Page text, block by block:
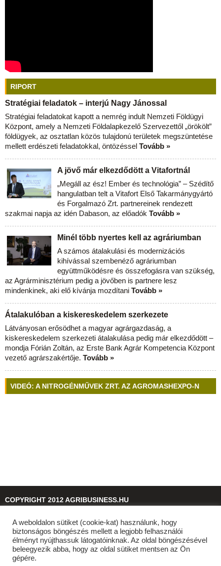
RIPORT
Stratégiai feladatok – interjú Nagy Jánossal
Stratégiai feladatokat kapott a nemrég indult Nemzeti Földügyi
Központ, amely a Nemzeti Földalapkezelő Szervezettől „örökölt”
földügyek, az osztatlan közös tulajdonú területek megszüntetése
mellett erdészeti feladatokkal, öntözéssel Tovább »
A jövő már elkezdődött a Vitafortnál
„Megáll az ész! Ember és technológia” – Szédítő
hangulatban telt a Vitafort Első Takarmánygyártó
és Forgalmazó Zrt. partnereinek rendezett
szakmai napja az idén Dabason, az előadók Tovább »
Minél több nyertes kell az agráriumban
A számos átalakulási és modernizációs
kihívással szembenéző agráriumban
együttműködésre és összefogásra van szükség,
az Agrárminisztérium pedig a jövőben is partnere lesz
mindenkinek, aki elő kívánja mozdítani Tovább »
Átalakulóban a kiskereskedelem szerkezete
Látványosan erősödhet a magyar agrárgazdaság, a
kiskereskedelem szerkezeti átalakulása pedig már elkezdődött –
mondja Fórián Zoltán, az Erste Bank Agrár Kompetencia Központ
vezető agrárszakértője. Tovább »
VIDEÓ: A NITROGÉNMŰVEK ZRT. AZ AGROMASHEXPO-N
COPYRIGHT 2012 AGRIBUSINESS.HU
© 2026agribusiness.hu
A weboldalon sütiket (cookie-kat) használunk, hogy
biztonságos böngészés mellett a legjobb felhasználói
élményt nyújthassuk látogatóinknak. Az oldal böngészésével
beleegyezik abba, hogy az oldal sütiket mentsen az Ön
gépére.